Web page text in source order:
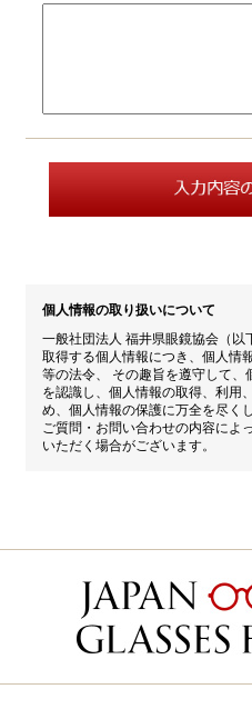
個人情報の取り扱いについて
一般社団法人 福井県眼鏡協会（
取得する個人情報につき、個人情
等の法令、 その趣旨を遵守して
を認識し、個人情報の取得、利用
め、個人情報の保護に万全を尽く
ご質問・お問い合わせの内容によ
いただく場合がございます。